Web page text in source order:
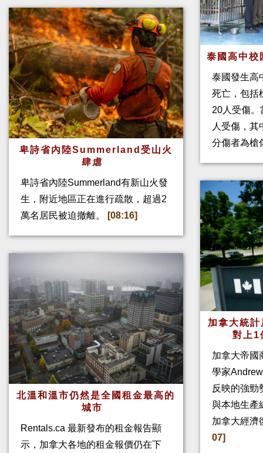
卑詩省內陸Summerland受山火
肆虐
卑詩省內陸Summerland有新山火發
生，附近地區正在進行疏散，超過2
萬名居民被迫撤離。
[08:16]
北溫和溫市仍然是全國租金最高的
城市
Rentals.ca 最新發布的租金報告顯
示，加拿大各地的租金報價仍在下
泰國高中
泰國發生高
死亡，包括
20人受傷
人受傷，其
分傷者為槍
加拿大統
對上
加拿大帝國
學家
反映的強勁
與本地生產
加拿大經濟
07]